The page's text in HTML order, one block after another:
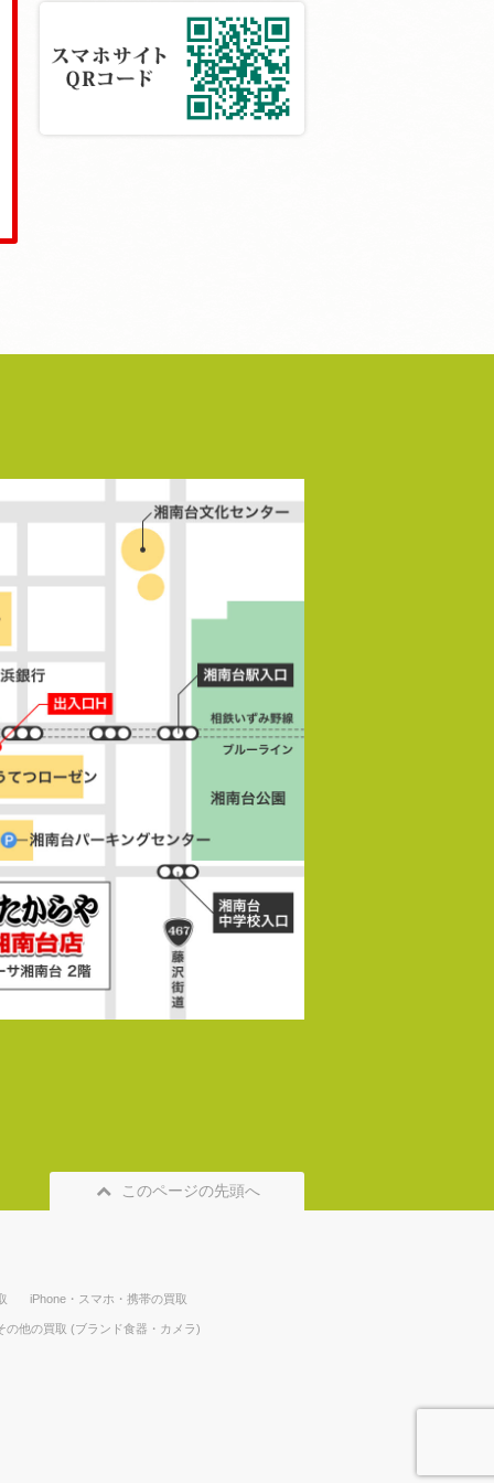
このページの先頭へ
iPhone・スマホ・携帯の買取
の他の買取 (ブランド食器・カメラ)